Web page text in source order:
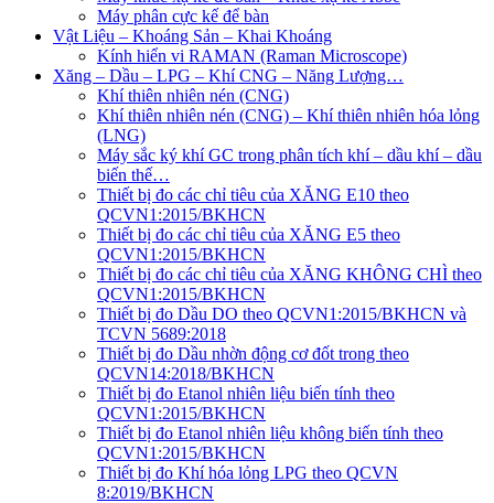
Máy phân cực kế để bàn
Vật Liệu – Khoáng Sản – Khai Khoáng
Kính hiển vi RAMAN (Raman Microscope)
Xăng – Dầu – LPG – Khí CNG – Năng Lượng…
Khí thiên nhiên nén (CNG)
Khí thiên nhiên nén (CNG) – Khí thiên nhiên hóa lỏng
(LNG)
Máy sắc ký khí GC trong phân tích khí – dầu khí – dầu
biến thế…
Thiết bị đo các chỉ tiêu của XĂNG E10 theo
QCVN1:2015/BKHCN
Thiết bị đo các chỉ tiêu của XĂNG E5 theo
QCVN1:2015/BKHCN
Thiết bị đo các chỉ tiêu của XĂNG KHÔNG CHÌ theo
QCVN1:2015/BKHCN
Thiết bị đo Dầu DO theo QCVN1:2015/BKHCN và
TCVN 5689:2018
Thiết bị đo Dầu nhờn động cơ đốt trong theo
QCVN14:2018/BKHCN
Thiết bị đo Etanol nhiên liệu biến tính theo
QCVN1:2015/BKHCN
Thiết bị đo Etanol nhiên liệu không biến tính theo
QCVN1:2015/BKHCN
Thiết bị đo Khí hóa lỏng LPG theo QCVN
8:2019/BKHCN